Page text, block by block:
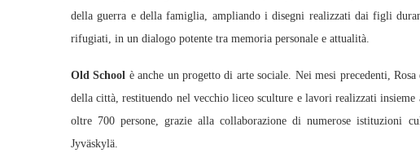
della guerra e della famiglia, ampliando i disegni realizzati dai figli
rifugiati, in un dialogo potente tra memoria personale e attualità.
Old School è anche un progetto di arte sociale. Nei mesi precedenti,
della città, restituendo nel vecchio liceo sculture e lavori realizzati
oltre 700 persone, grazie alla collaborazione di numerose istituzioni
Jyväskylä.